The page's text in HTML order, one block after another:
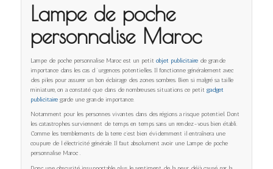
Lampe de poche
personnalise Maroc
Lampe de poche personnalise Maroc est un petit objet publicitairede grande
importance dans les cas d ‘urgences potentielles. Il fonctionne généralement avec
des piles pour assurer un bon éclairage des zones sombres. Bien si malgré sa taille
miniature, on a constaté que dans de nombreuses situations ce petit gadget
publicitairegarde une grande importance.
Notamment pour les personnes vivantes dans des régions a risque potentiel. Dont
les catastrophes surviennent de temps en temps sans un rendez-vous bien établi.
Comme les tremblements de la terre c’est bien évidemment il entraînera une
coupure de l électricité générale. Il faut absolument avoir une Lampe de poche
personnalise Maroc .